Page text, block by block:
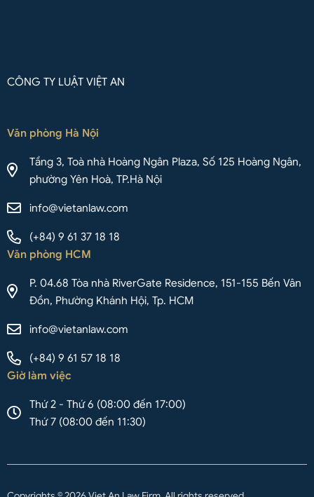
CÔNG TY LUẬT VIỆT AN
Văn phòng Hà Nội
Tầng 3, Toà nhà Hoàng Ngân Plaza, Số 125 Hoàng Ngân,
phường Yên Hoà, TP.Hà Nội
info@vietanlaw.com
(+84) 9 61 37 18 18
Văn phòng HCM
P. 04.68 Tòa nhà RiverGate Residence, 151-155 Bến Vân
Đồn, Phường Khánh Hội, Tp. HCM
info@vietanlaw.com
(+84) 9 61 57 18 18
Giờ làm việc
Thứ 2 - Thứ 6 (08:00 đến 17:00)
Thứ 7 (08:00 đến 11:30)